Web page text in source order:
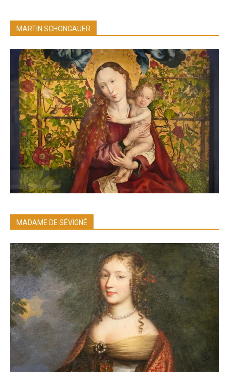
MARTIN SCHONGAUER
MADAME DE SÉVIGNÉ